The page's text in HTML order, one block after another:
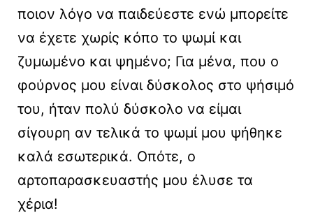
ποιον λόγο να παιδεύεστε ενώ μπορείτε
να έχετε χωρίς κόπο το ψωμί και
ζυμωμένο και ψημένο; Για μένα, που ο
φούρνος μου είναι δύσκολος στο ψήσιμό
του, ήταν πολύ δύσκολο να είμαι
σίγουρη αν τελικά το ψωμί μου ψήθηκε
καλά εσωτερικά. Οπότε, ο
αρτοπαρασκευαστής μου έλυσε τα
χέρια!